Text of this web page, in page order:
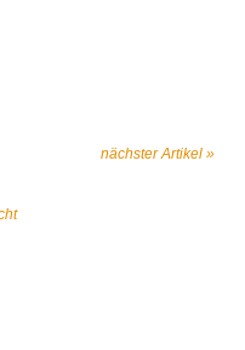
nächster Artikel »